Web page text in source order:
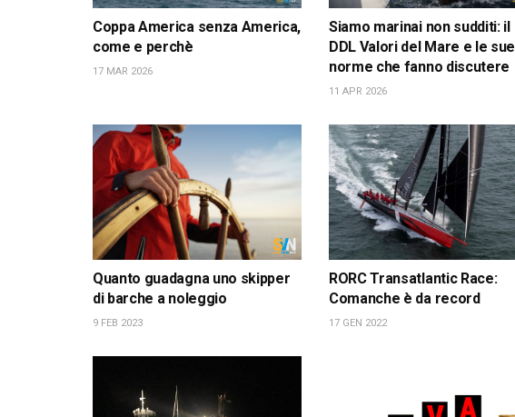
Coppa America senza America,
come e perchè
17 MAR 2026
Siamo marinai non sudditi: il
DDL Valori del Mare e le sue
norme che fanno discutere
11 APR 2026
Quanto guadagna uno skipper
di barche a noleggio
9 FEB 2023
RORC Transatlantic Race:
Comanche è da record
17 GEN 2022